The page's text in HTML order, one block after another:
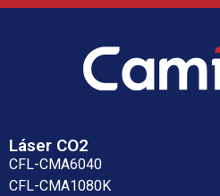
Láser CO2
CFL-CMA6040
CFL-CMA1080K